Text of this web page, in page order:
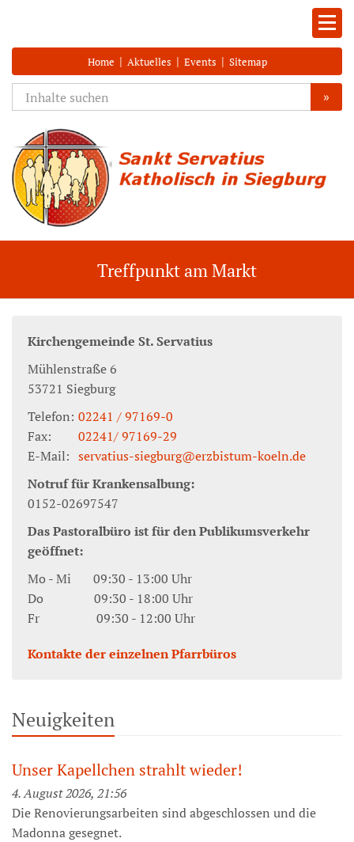
Home | Aktuelles | Events | Sitemap
»
Treffpunkt am Markt
Kirchengemeinde St. Servatius
Mühlenstraße 6
53721 Siegburg
Telefon: 02241 / 97169-0
Fax:
02241/ 97169-29
E-Mail: servatius-siegburg@erzbistum-koeln.de
Notruf für Krankensalbung:
0152-02697547
Das Pastoralbüro ist für den Publikumsverkehr
geöffnet:
Mo - Mi 09:30 - 13:00 Uhr
Do 09:30 - 18:00 Uhr
Fr 09:30 - 12:00 Uhr
Kontakte der einzelnen Pfarrbüros
Neuigkeiten
Unser Kapellchen strahlt wieder!
4. August 2026, 21:56
Die Renovierungsarbeiten sind abgeschlossen und die
Madonna gesegnet.